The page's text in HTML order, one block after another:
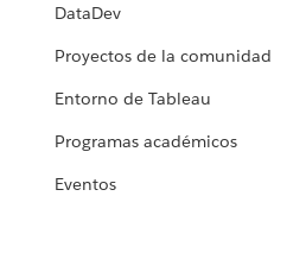
DataDev
Proyectos de la comunidad
Entorno de Tableau
Programas académicos
Eventos